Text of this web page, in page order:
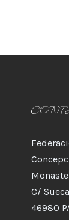
C/
46980